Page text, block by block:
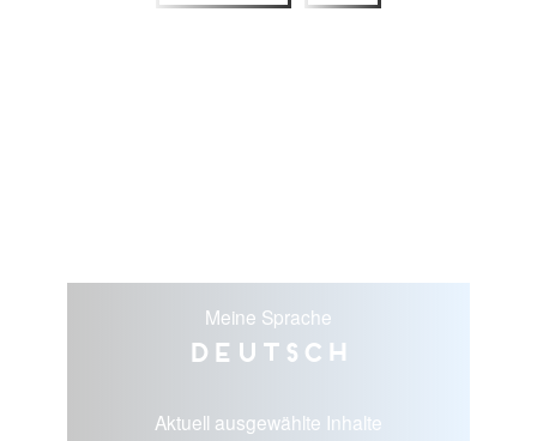
Meine Sprache
Deutsch
Aktuell ausgewählte Inhalte